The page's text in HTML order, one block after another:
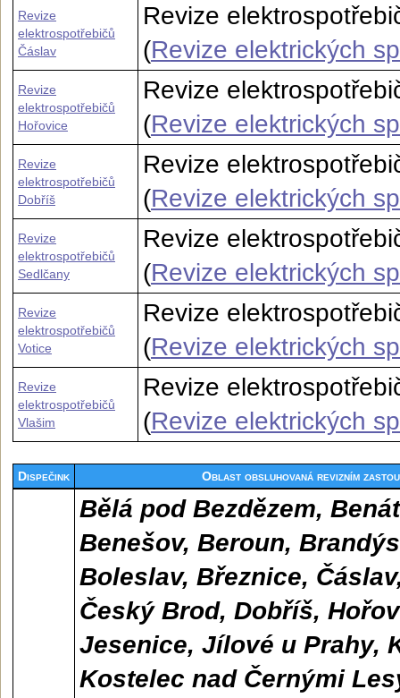
Revize
elektrospotřebičů
Čáslav
Revize
(Revize elektrických
Revize
elektrospotřebičů
Hořovice
Revize
(Revize elektrických
Revize
elektrospotřebičů
Dobříš
Revize
(Revize elektrických
Revize
elektrospotřebičů
Sedlčany
Revize
(Revize elektrických
Revize
elektrospotřebičů
Votice
Revize
(Revize elektrických
Revize
elektrospotřebičů
Vlašim
Revize
(Revize elektrických
Dispečink Oblast obsluhovaná revizním
Bělá pod Bezdězem,
Benešov, Beroun,
Boleslav, Březnice,
Český Brod, Dobříš,
Jesenice, Jílové u Prahy,
Kostelec nad Černými